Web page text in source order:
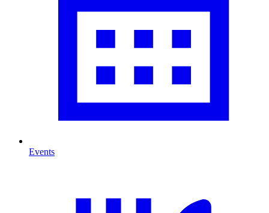
Events